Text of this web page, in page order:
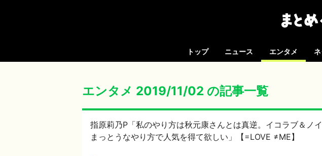
トップ ニュース エンタメ ネ
エンタメ 2019/11/02 の記事一覧
指原莉乃P「私のやり方は秋元康さんとは真逆。イコラブ＆ノ
まっとうなやり方で人気を得て欲しい」【=LOVE ≠ME】